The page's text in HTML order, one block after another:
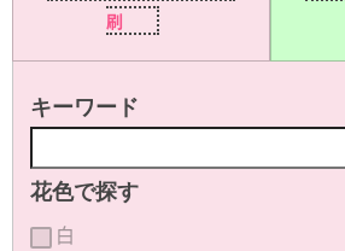
刷
キーワード
花色で探す
白